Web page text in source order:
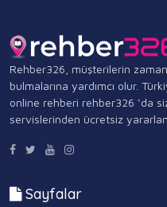
Rehber326, müşterilerin
bulmalarına yardımcı olur.
online rehberi rehber326 ‘da
servislerinden ücretsiz
Sayfalar